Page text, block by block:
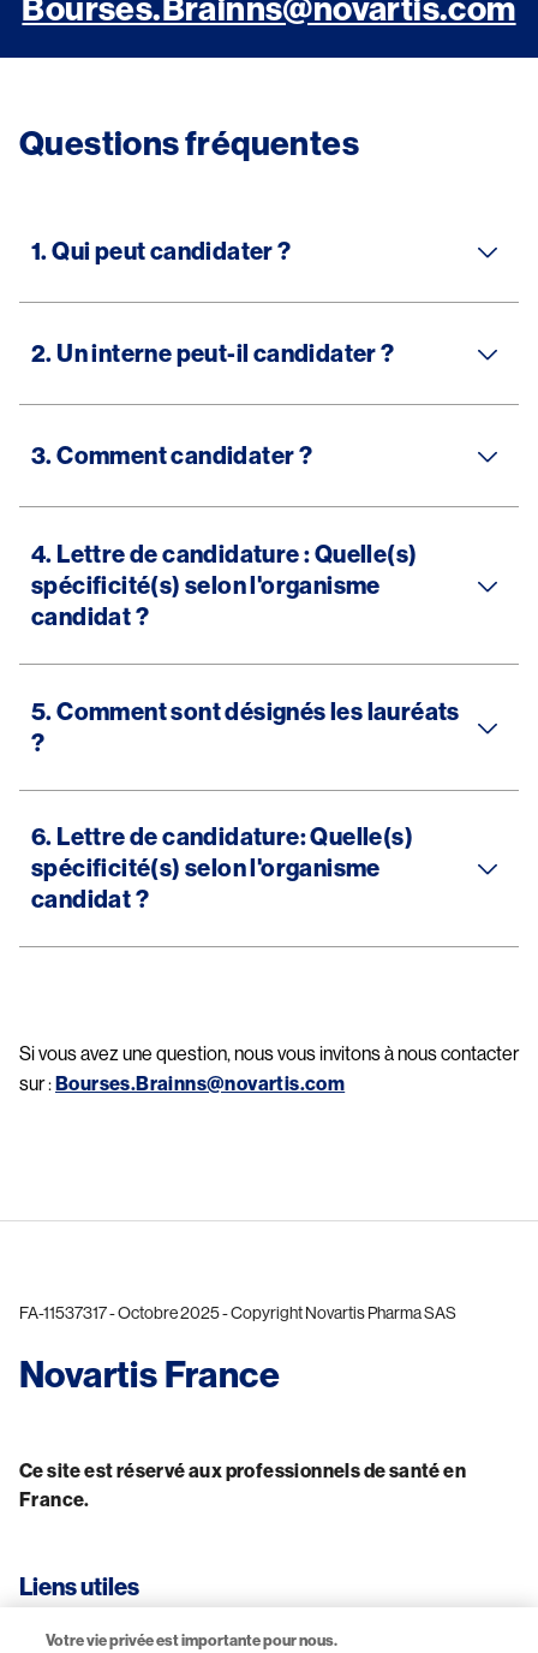
Bourses.Brainns@novartis.com
Questions fréquentes
1. Qui peut candidater ?
2. Un interne peut-il candidater ?
3. Comment candidater ?
4. Lettre de candidature : Quelle(s)
spécificité(s) selon l'organisme
candidat ?
5. Comment sont désignés les lauréats
?
6. Lettre de candidature: Quelle(s)
spécificité(s) selon l'organisme
candidat ?
Si vous avez une question, nous vous invitons à nous contacter
sur : Bourses.Brainns@novartis.com
FA-11537317 - Octobre 2025 - Copyright Novartis Pharma SAS
Novartis France
Ce site est réservé aux professionnels de santé en
France.
Liens utiles
Votre vie privée est importante pour nous.